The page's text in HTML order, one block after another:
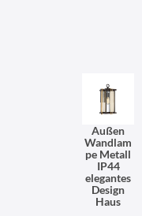
Außen
Wandlam
pe Metall
IP44
elegantes
Design
Haus